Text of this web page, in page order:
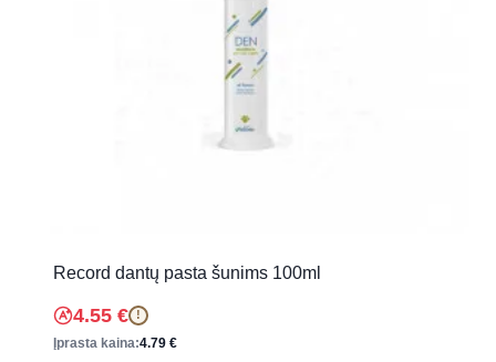
Record dantų pasta šunims 100ml
4.55 € !
Įprasta kaina:4.79 €